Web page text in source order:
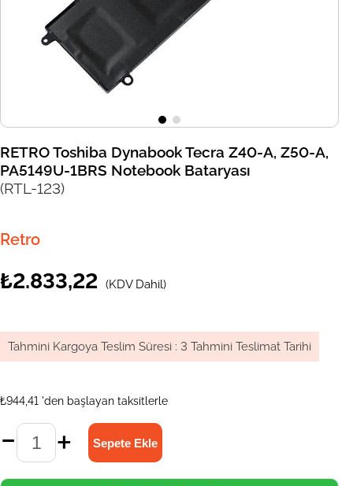
RETRO Toshiba Dynabook Tecra Z40-A, Z50-A,
PA5149U-1BRS Notebook Bataryası
(RTL-123)
Retro
₺2.833,22 (KDV Dahil)
Tahmini Kargoya Teslim Süresi : 3 Tahmini Teslimat Tarihi
₺944,41 'den başlayan taksitlerle